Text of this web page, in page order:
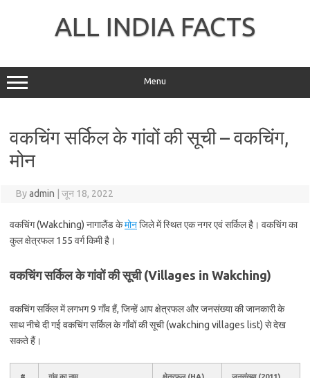
ALL INDIA FACTS
Menu
वकचिंग सर्किल के गांवों की सूची – वकचिंग,
मोन
Byadmin जून 18, 2022
वकचिंग (Wakching) नागालैंड केमोनजिले में स्थित एक नगर एवं सर्किल है। वकचिंग का
कुल क्षेत्रफल 155 वर्ग किमी है।
वकचिंग सर्किल के गांवों की सूची (Villages in Wakching)
वकचिंग सर्किल में लगभग 9 गाँव हैं, जिन्हें आप क्षेत्रफल और जनसंख्या की जानकारी के
साथ नीचे दी गई वकचिंग सर्किल के गाँवों की सूची (wakching villages list) से देख
सकते हैं।